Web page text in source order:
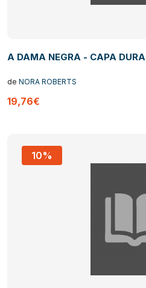
A DAMA NEGRA - CAPA DURA
de NORA ROBERTS
19,76€
10%